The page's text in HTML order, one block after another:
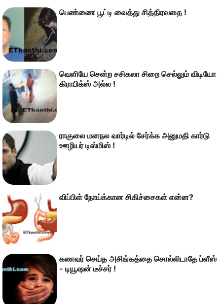
பெண்ணை பூட்டி வைத்து சித்திரவதை !
வெளியே சென்ற சசிகலா சிறை செல்லும் விடியோ
கிராபிக்ஸ் அல்ல !
ராகுலை மனநல வார்டில் சேர்க்க அனுமதி கார்டு
ஊழியர் டிஸ்மிஸ் !
விப்பிள் நோய்க்கான சிகிச்சைகள் என்ன?
கணவர் செய்த அசிங்கத்தை சொல்லிடாதே ப்ளீஸ்
- டியூஷன் டீச்சர் !